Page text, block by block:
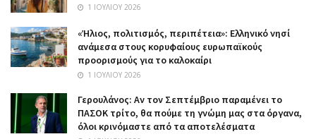
1 ΙΟΥΛΊΟΥ 2026
«Ήλιος, πολιτισμός, περιπέτεια»: Ελληνικό νησί
ανάμεσα στους κορυφαίους ευρωπαϊκούς
προορισμούς για το καλοκαίρι
1 ΙΟΥΛΊΟΥ 2026
Γερουλάνος: Αν τον Σεπτέμβριο παραμένει το
ΠΑΣΟΚ τρίτο, θα πούμε τη γνώμη μας στα όργανα,
όλοι κρινόμαστε από τα αποτελέσματα